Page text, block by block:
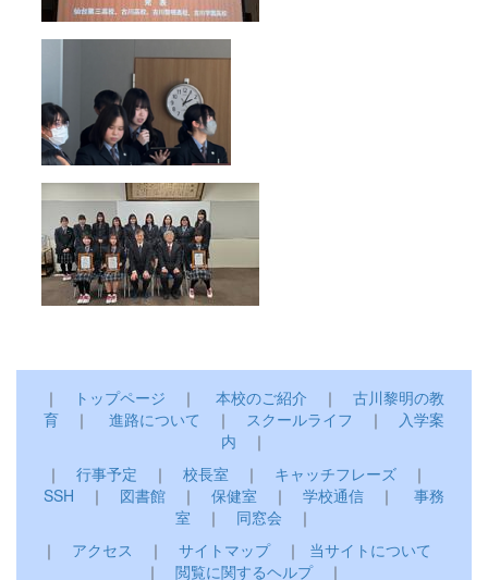
｜ トップページ ｜ 本校のご紹介 ｜ 古川黎明の教
育 ｜ 進路について ｜ スクールライフ ｜ 入学案
内 ｜
｜ 行事予定 ｜ 校長室 ｜ キャッチフレーズ ｜
SSH ｜ 図書館 ｜ 保健室 ｜ 学校通信 ｜ 事務
室 ｜ 同窓会 ｜
｜ アクセス ｜ サイトマップ｜ 当サイトについて
｜ 閲覧に関するヘルプ｜